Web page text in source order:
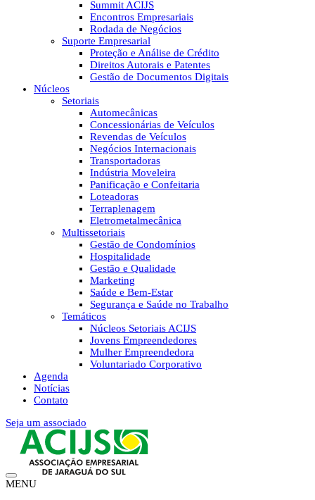
Summit ACIJS
Encontros Empresariais
Rodada de Negócios
Suporte Empresarial
Proteção e Análise de Crédito
Direitos Autorais e Patentes
Gestão de Documentos Digitais
Núcleos
Setoriais
Automecânicas
Concessionárias de Veículos
Revendas de Veículos
Negócios Internacionais
Transportadoras
Indústria Moveleira
Panificação e Confeitaria
Loteadoras
Terraplenagem
Eletrometalmecânica
Multissetoriais
Gestão de Condomínios
Hospitalidade
Gestão e Qualidade
Marketing
Saúde e Bem-Estar
Segurança e Saúde no Trabalho
Temáticos
Núcleos Setoriais ACIJS
Jovens Empreendedores
Mulher Empreendedora
Voluntariado Corporativo
Agenda
Notícias
Contato
Seja um associado
MENU